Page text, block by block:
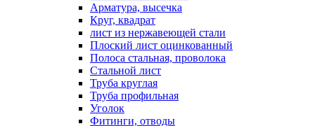
Арматура, высечка
Круг, квадрат
лист из нержавеющей стали
Плоский лист оцинкованный
Полоса стальная, проволока
Стальной лист
Труба круглая
Труба профильная
Уголок
Фитинги, отводы